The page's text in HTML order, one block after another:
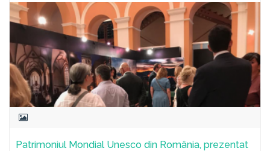
Patrimoniul Mondial Unesco din România, prezentat